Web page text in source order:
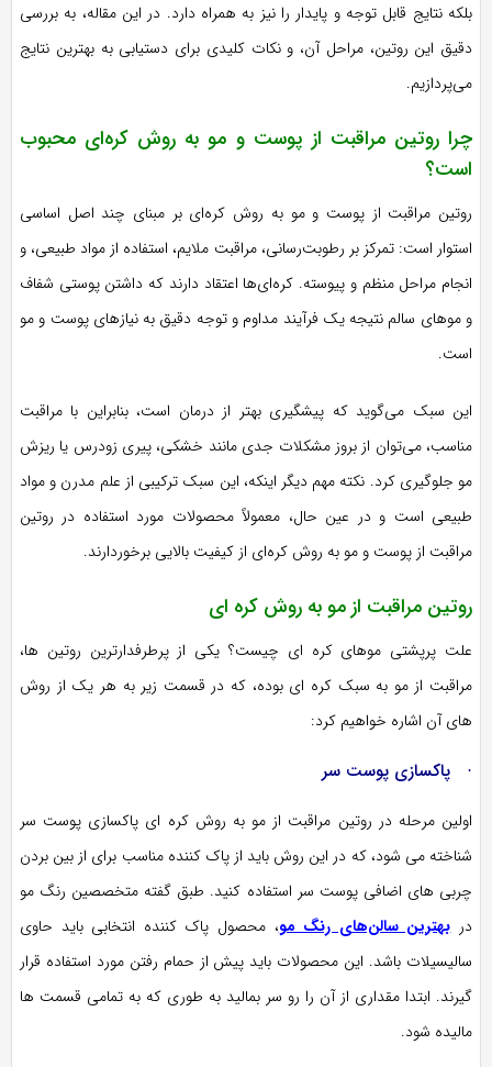
بلکه نتایج قابل توجه و پایدار را نیز به همراه دارد. در این مقاله، به بررسی
دقیق این روتین، مراحل آن، و نکات کلیدی برای دستیابی به بهترین نتایج
می‌پردازیم.
چرا روتین مراقبت از پوست و مو به روش کره‌ای محبوب
است؟
روتین مراقبت از پوست و مو به روش کره‌ای بر مبنای چند اصل اساسی
استوار است: تمرکز بر رطوبت‌رسانی، مراقبت ملایم، استفاده از مواد طبیعی، و
انجام مراحل منظم و پیوسته. کره‌ای‌ها اعتقاد دارند که داشتن پوستی شفاف
و موهای سالم نتیجه یک فرآیند مداوم و توجه دقیق به نیازهای پوست و مو
است.
این سبک می‌گوید که پیشگیری بهتر از درمان است، بنابراین با مراقبت
مناسب، می‌توان از بروز مشکلات جدی مانند خشکی، پیری زودرس یا ریزش
مو جلوگیری کرد. نکته مهم دیگر اینکه، این سبک ترکیبی از علم مدرن و مواد
طبیعی است و در عین حال، معمولاً محصولات مورد استفاده در روتین
مراقبت از پوست و مو به روش کره‌ای از کیفیت بالایی برخوردارند.
روتین مراقبت از مو به روش کره ای
علت پرپشتی موهای کره ای چیست؟ یکی از پرطرفدارترین روتین ها،
مراقبت از مو به سبک کره ای بوده، که در قسمت زیر به هر یک از روش
های آن اشاره خواهیم کرد:
· پاکسازی پوست سر
اولین مرحله در روتین مراقبت از مو به روش کره ای پاکسازی پوست سر
شناخته می شود، که در این روش باید از پاک کننده مناسب برای از بین بردن
چربی های اضافی پوست سر استفاده کنید. طبق گفته متخصصین رنگ مو
دربهترین سالن‌های رنگ مو، محصول پاک کننده انتخابی باید حاوی
سالیسیلات باشد. این محصولات باید پیش از حمام رفتن مورد استفاده قرار
گیرند. ابتدا مقداری از آن را رو سر بمالید به طوری که به تمامی قسمت ها
مالیده شود.